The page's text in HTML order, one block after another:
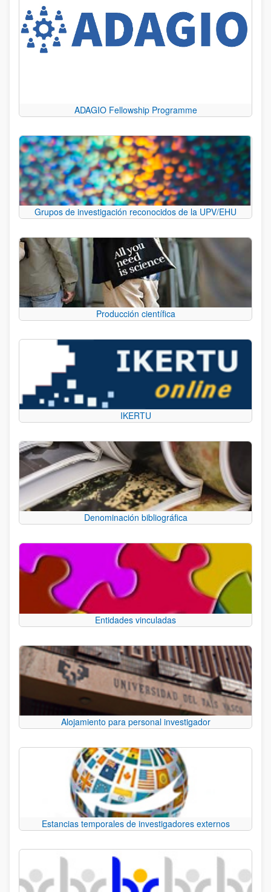
ADAGIO Fellowship Programme
Grupos de investigación reconocidos de la UPV/EHU
Producción científica
IKERTU
Denominación bibliográfica
Entidades vinculadas
Alojamiento para personal investigador
Estancias temporales de investigadores externos